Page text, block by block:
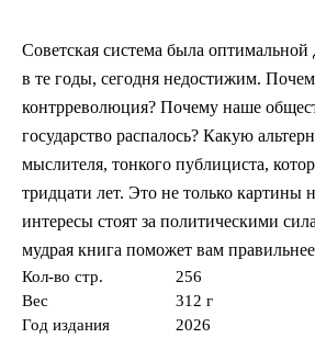
Советская система была оптимальной
в те годы, сегодня недостижим.
контрреволюция? Почему наше
государство распалось? Какую
мыслителя, тонкого публициста,
тридцати лет. Это не только
интересы стоят за политическими
мудрая книга поможет вам
Кол-во стр.
256
Вес
312 г
Год издания
2026